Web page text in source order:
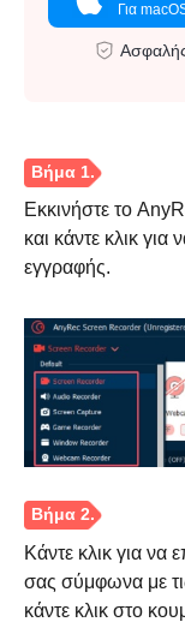
Για
Εκκινήστε το
και κάντε κλικ για
εγγραφής.
Κάντε κλικ για να
σας σύμφωνα με
κάντε κλικ στο